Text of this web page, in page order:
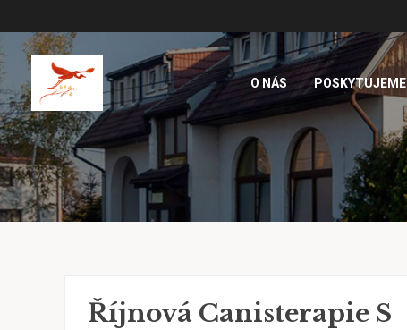
O NÁS POSKYTUJEME
Říjnová Canisterapie S